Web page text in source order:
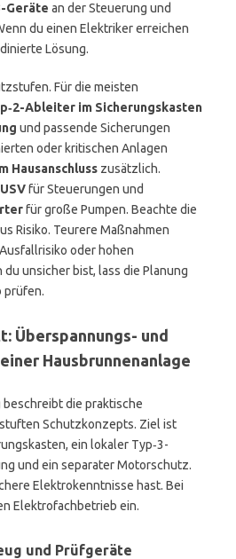
Geräte an der Steuerung und
du einen Elektriker erreichen
Lösung.
Für die meisten
Ableiter im Sicherungskasten
und passende Sicherungen
oder kritischen Anlagen
Hausanschluss zusätzlich.
USVfür Steuerungen und
für große Pumpen. Beachte die
Risiko. Teurere Maßnahmen
oder hohen
unsicher bist, lass die Planung
prüfen.
Überspannungs- und
Hausbrunnenanlage
die praktische
Schutzkonzepts. Ziel ist
ein lokaler Typ‑3-
und ein separater Motorschutz.
Elektrokenntnisse hast. Bei
Elektrofachbetrieb ein.
und Prüfgeräte